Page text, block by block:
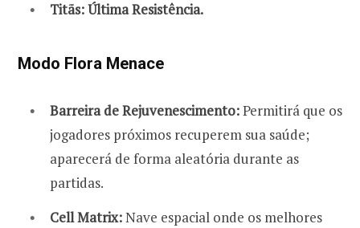
Titãs: Última Resistência.
Modo Flora Menace
Barreira de Rejuvenescimento:Permitirá que os
jogadores próximos recuperem sua saúde;
aparecerá de forma aleatória durante as
partidas.
Cell Matrix:Nave espacial onde os melhores